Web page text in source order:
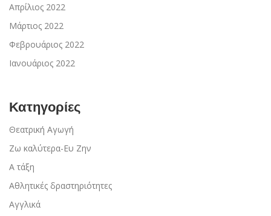
Απρίλιος 2022
Μάρτιος 2022
Φεβρουάριος 2022
Ιανουάριος 2022
Κατηγορίες
Θεατρική Αγωγή
Ζω καλύτερα-Ευ Ζην
Α τάξη
Αθλητικές δραστηριότητες
Αγγλικά